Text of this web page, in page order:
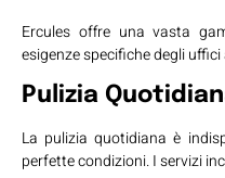
Ercules offre una vasta
esigenze specifiche degli
Pulizia
La pulizia quotidiana è
perfette condizioni. I servizi